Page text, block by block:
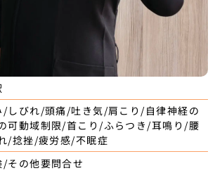
/しびれ/頭痛/吐き気/肩こり/自律神経の
可動域制限/首こり/ふらつき/耳鳴り/腰
/捻挫/疲労感/不眠症
/その他要問合せ